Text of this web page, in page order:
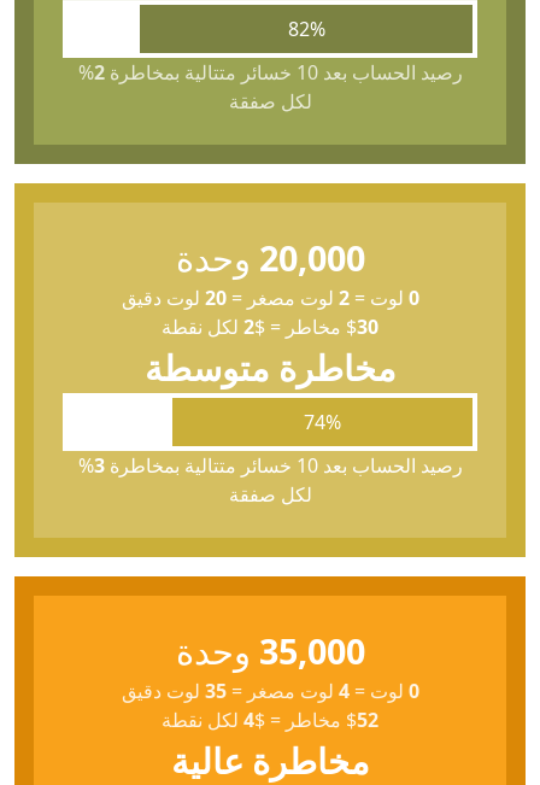
82%
رصيد الحساب بعد 10 خسائر متتالية بمخاطرة
2
%
لكل صفقة
20,000 وحدة
0 لوت=
2 لوت مصغر=
20 لوت دقيق
$30 مخاطر =
$
2 لكل نقطة
مخاطرة متوسطة
74%
رصيد الحساب بعد 10 خسائر متتالية بمخاطرة
3
%
لكل صفقة
35,000 وحدة
0 لوت=
4 لوت مصغر=
35 لوت دقيق
$52 مخاطر =
$
4 لكل نقطة
مخاطرة عالية